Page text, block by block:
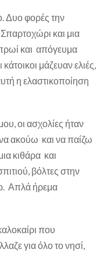
Δυο φορές την
και μια
και απόγευμα
μάζευαν ελιές,
η ελαστικοποίηση
οι ασχολίες ήταν
ακούω και να παίζω
κιθάρα και
βόλτες στην
Απλά ήρεμα
που
για όλο το νησί,